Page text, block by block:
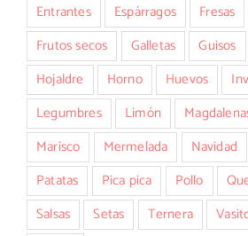
Entrantes
Espárragos Fresas
Frutos secos
Galletas Guisos
Hojaldre
Horno Huevos
Legumbres
Limón
Marisco
Mermelada Navidad
Patatas
Pica pica Pollo
Salsas
Setas Ternera